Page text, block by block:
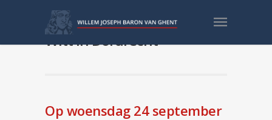
400e geboortejaar Johan de
Witt in Dordrecht
Op woensdag 24 september